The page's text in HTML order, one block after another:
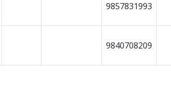
9857831993
9840708209